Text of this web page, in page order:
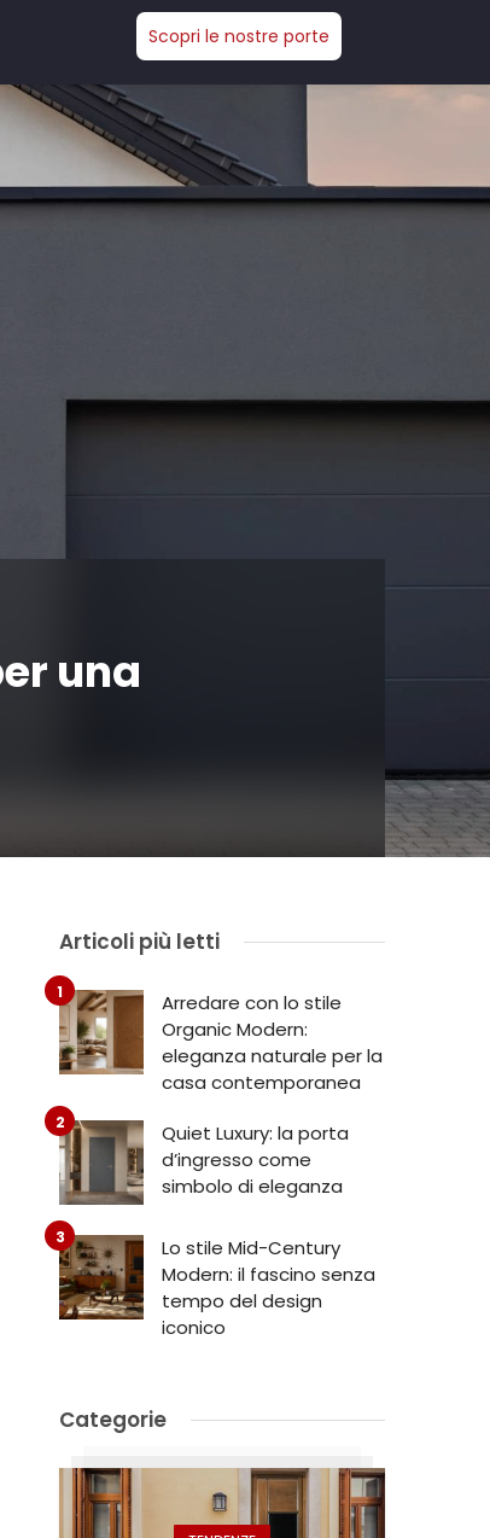
Scopri le nostre porte
una
Articoli più letti
Arredare con lo stile
Organic Modern:
eleganza naturale per la
casa contemporanea
Quiet Luxury: la porta
d’ingresso come
simbolo di eleganza
Lo stile Mid-Century
Modern: il fascino senza
tempo del design
iconico
Categorie